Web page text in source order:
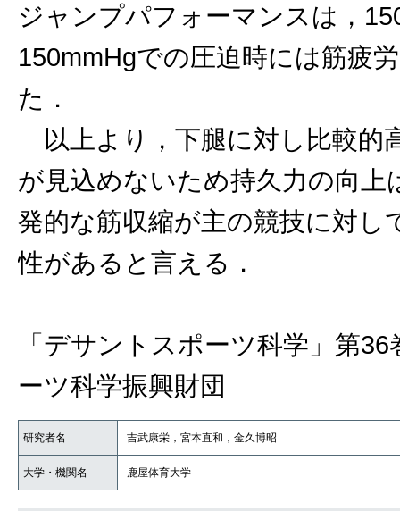
ジャンプパフォーマンスは，
150mmHgでの圧迫時には筋疲
た．
以上より，下腿に対し比較的
が見込めないため持久力の向
発的な筋収縮が主の競技に対
性があると言える．
「デサントスポーツ科学」第
ーツ科学振興財団
研究者名 吉武康栄，宮本直和，金久博昭
大学・機関名 鹿屋体育大学